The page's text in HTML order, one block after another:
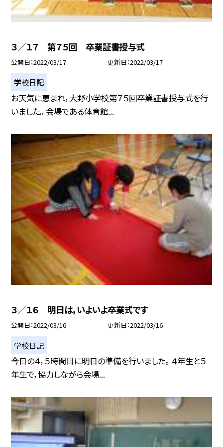
３／１７ 第７５回 卒業証書授与式
公開日 2022/03/17 更新日 2022/03/17
学校日記
お天気に恵まれ，大野小学校第７５回卒業証書授与式を行
いました。 会場である体育館...
３／１６ 明日は，いよいよ卒業式です
公開日 2022/03/16 更新日 2022/03/16
学校日記
今日の４，５時間目に明日の準備を行いました。 ４年生と５
年生で，協力しながら会場...